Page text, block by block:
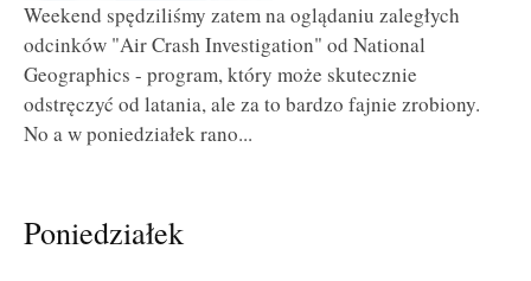
Weekend spędziliśmy zatem na oglądaniu zaległych
odcinków "Air Crash Investigation" od National
Geographics - program, który może skutecznie
odstręczyć od latania, ale za to bardzo fajnie zrobiony.
No a w poniedziałek rano...
Poniedziałek